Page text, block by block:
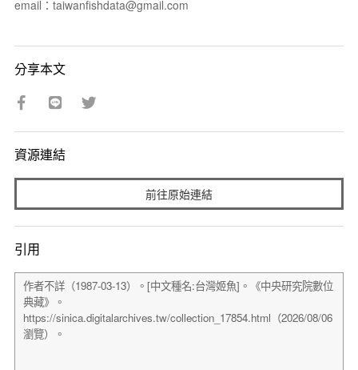
email：taiwanfishdata@gmail.com
分享本文
資源連結
前往原始連結
引用